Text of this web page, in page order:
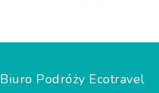
Biuro Podróży Ecotravel